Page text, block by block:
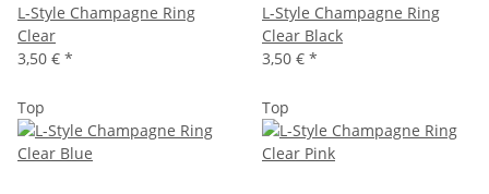
L-Style Champagne Ring
Clear
3,50 € *
L-Style Champagne Ring
Clear Black
3,50 € *
Top Top